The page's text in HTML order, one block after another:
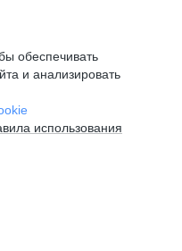
обеспечивать
и анализировать
использования